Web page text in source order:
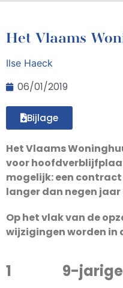
Het Vlaams
Ilse Haeck
06/01/2019
Bijlage
Het Vlaams
voor
mogelijk: een
langer dan negen jaar
Op het vlak van de
wijzigingen worden
1 9-jarige